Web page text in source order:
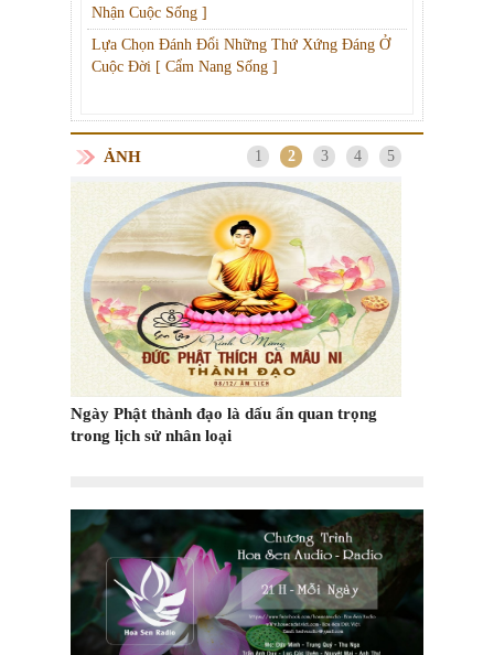
Nhận Cuộc Sống ]
Lựa Chọn Đánh Đổi Những Thứ Xứng Đáng Ở
Cuộc Đời [ Cẩm Nang Sống ]
ẢNH
Thư mời Chương Trình Tiệc Chay Thiện
Nguyện Một Nụ Cười Triệu Trái Tim "Trung
Tâm Nhân Đạo Hoa Sen"
1 2 3 4 5